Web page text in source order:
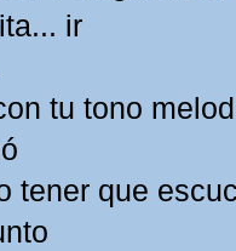
ir
tu tono
tener que